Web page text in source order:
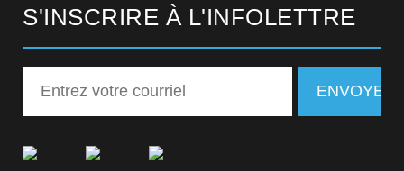
S'INSCRIRE À L'INFOLETTRE